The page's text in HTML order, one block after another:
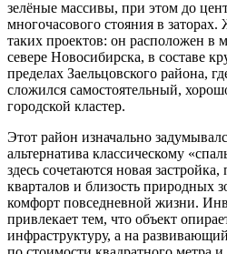
зелёные массивы, при этом до
многочасового стояния в
таких проектов: он расположен в
севере Новосибирска, в составе
пределах Заельцовского района,
сложился самостоятельный,
городской кластер.
Этот район изначально
альтернатива классическому
здесь сочетаются новая
кварталов и близость природных
комфорт повседневной жизни.
привлекает тем, что объект
инфраструктуру, а на